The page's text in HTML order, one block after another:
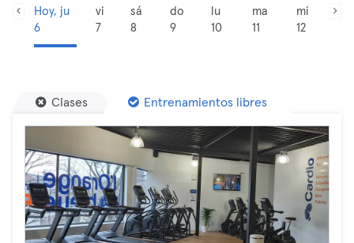
Hoy, ju
6
vi
7
sá
8
do
9
lu
10
ma
11
mi
12
Clases Entrenamientos libres